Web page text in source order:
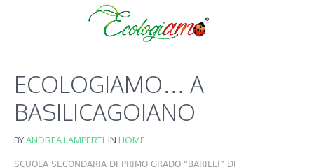
ECOLOGIAMO… A
BASILICAGOIANO
BYANDREA LAMPERTI IN HOME
SCUOLA SECONDARIA DI PRIMO GRADO “BARILLI” DI